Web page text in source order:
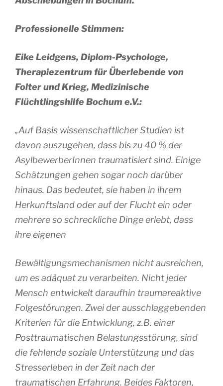
Professionelle Stimmen:
Eike Leidgens, Diplom-Psychologe,
Therapiezentrum für Überlebende von
Folter und Krieg, Medizinische
Flüchtlingshilfe Bochum e.V.:
„Auf Basis wissenschaftlicher Studien ist
davon auszugehen, dass bis zu 40 % der
AsylbewerberInnen traumatisiert sind. Einige
Schätzungen gehen sogar noch darüber
hinaus. Das bedeutet, sie haben in ihrem
Herkunftsland oder auf der Flucht ein oder
mehrere so schreckliche Dinge erlebt, dass
ihre eigenen
Bewältigungsmechanismen nicht ausreichen,
um es adäquat zu verarbeiten. Nicht jeder
Mensch entwickelt daraufhin traumareaktive
Folgestörungen. Zwei der ausschlaggebenden
Kriterien für die Entwicklung, z.B. einer
Posttraumatischen Belastungsstörung, sind
die fehlende soziale Unterstützung und das
Stresserleben in der Zeit nach der
traumatischen Erfahrung. Beides Faktoren,